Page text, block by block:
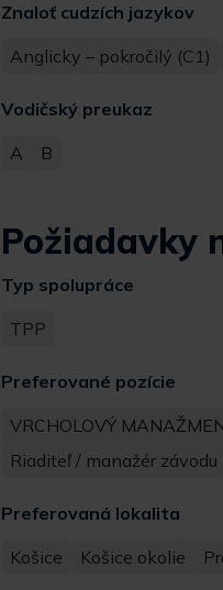
Znaloť cudzích jazykov
Anglicky – pokročilý (C1)
Vodičský preukaz
A
B
Požiadavky
Typ spolupráce
TPP
Preferované pozície
VRCHOLOVÝ
Riaditeľ / manažér závodu
Preferovaná lokalita
Košice
Košice okolie